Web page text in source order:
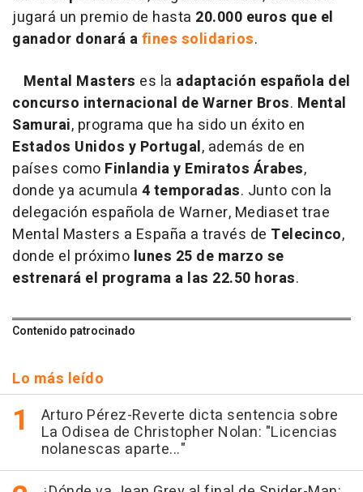
jugará un premio de hasta 20.000 euros que el
ganador donará afines solidarios.
Mental Masters es la adaptación española del
concurso internacional de Warner Bros. Mental
Samurai, programa que ha sido un éxito en
Estados Unidos y Portugal, además de en
países como Finlandia y Emiratos Árabes,
donde ya acumula 4 temporadas. Junto con la
delegación española de Warner, Mediaset trae
Mental Masters a España a través de Telecinco,
donde el próximo lunes 25 de marzo se
estrenará el programa a las 22.50 horas.
Contenido patrocinado
Lo más leído
Arturo Pérez-Reverte dicta sentencia sobre
La Odisea de Christopher Nolan: "Licencias
nolanescas aparte..."